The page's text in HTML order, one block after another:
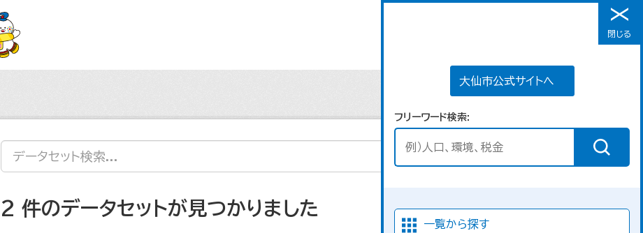
メニュー
大仙市公式サイトへ
フリーワード検索
一覧から探す
閉じる
2 件のデータセットが見つかりました